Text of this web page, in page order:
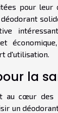
pour leur
d'utilisation.
la
au cœur des
un